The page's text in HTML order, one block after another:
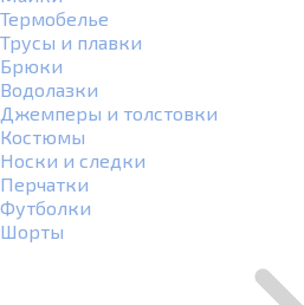
Термобелье
Трусы и плавки
Брюки
Водолазки
Джемперы и толстовки
Костюмы
Носки и следки
Перчатки
Футболки
Шорты